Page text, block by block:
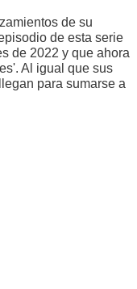
de su
de esta serie
de 2022 y que ahora
Al igual que sus
para sumarse a